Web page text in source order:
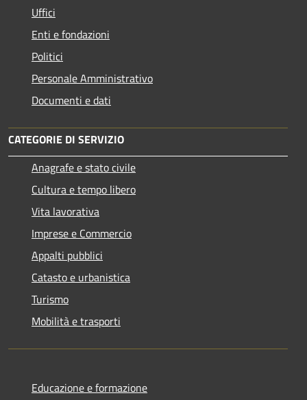
Uffici
Enti e fondazioni
Politici
Personale Amministrativo
Documenti e dati
CATEGORIE DI SERVIZIO
Anagrafe e stato civile
Cultura e tempo libero
Vita lavorativa
Imprese e Commercio
Appalti pubblici
Catasto e urbanistica
Turismo
Mobilità e trasporti
Educazione e formazione